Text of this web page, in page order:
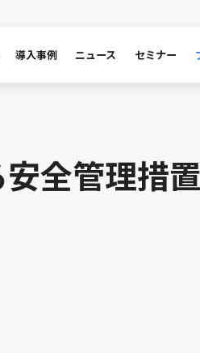
導入事例 ニュース セミナー
全管理措